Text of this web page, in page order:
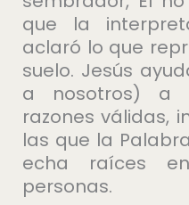
que la
aclaró lo que
suelo. Jesús
a nosotros) a
razones válidas,
las que la
echa raíces
personas.